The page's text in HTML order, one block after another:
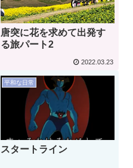
唐突に花を求めて出発す
る旅パート2
2022.03.23
平和な日常
スタートライン